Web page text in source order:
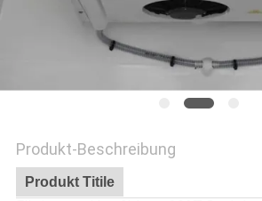
Produkt-Beschreibung
Produkt Titile